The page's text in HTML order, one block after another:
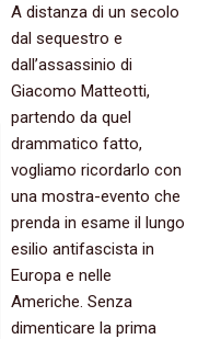
A distanza di un secolo
dal sequestro e
dall’assassinio di
Giacomo Matteotti,
partendo da quel
drammatico fatto,
vogliamo ricordarlo con
una mostra-evento che
prenda in esame il lungo
esilio antifascista in
Europa e nelle
Americhe. Senza
dimenticare la prima